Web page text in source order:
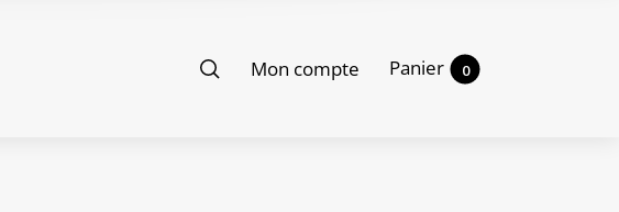
Mon compte Panier 0